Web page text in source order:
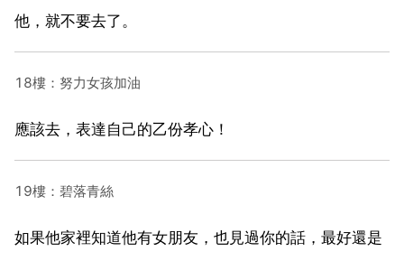
他，就不要去了。
18樓：努力女孩加油
應該去，表達自己的乙份孝心！
19樓：碧落青絲
如果他家裡知道他有女朋友，也見過你的話，最好還是